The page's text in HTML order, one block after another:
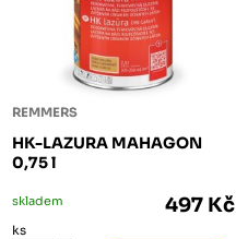
REMMERS
HK-LAZURA MAHAGON
0,75 l
skladem 497 Kč
ks